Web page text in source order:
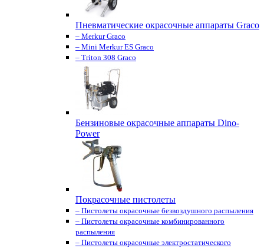
Пневматические окрасочные аппараты Graco
– Merkur Graco
– Mini Merkur ES Graco
– Triton 308 Graco
Бензиновые окрасочные аппараты Dino-
Power
Покрасочные пистолеты
– Пистолеты окрасочные безвоздушного распыления
– Пистолеты окрасочные комбинированного
распыления
– Пистолеты окрасочные электростатического